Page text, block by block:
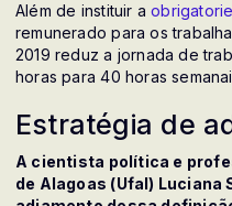
Além de instituir a
remunerado para os
2019 reduz a jornada de
horas para 40 horas
Estratégia de
A cientista política e
de Alagoas (Ufal) Luciana